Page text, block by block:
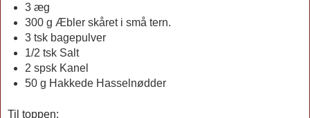
3 æg
300 g Æbler skåret i små tern.
3 tsk bagepulver
1/2 tsk Salt
2 spsk Kanel
50 g Hakkede Hasselnødder
Til toppen: